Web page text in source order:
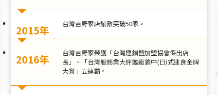
2015年 台灣吉野家店舖數突破50家。
2016年
台灣吉野家榮獲「台灣連鎖暨加盟協會傑出店
長」、「台灣服務業大評鑑連鎖中(日)式速食金牌
大賞」五連霸。